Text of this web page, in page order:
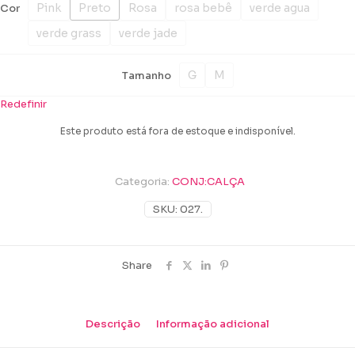
Cor
Pink
Preto Rosa rosa bebê
verde agua
verde grass
verde jade
Tamanho G M
Redefinir
Este produto está fora de estoque e indisponível.
SKU: 027.
Categoria: CONJ:CALÇA
Share
Descrição Informação adicional